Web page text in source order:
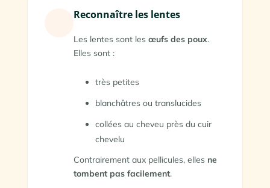
Reconnaître les lentes
Les lentes sont les œufs des poux.
Elles sont :
très petites
blanchâtres ou translucides
collées au cheveu près du cuir
chevelu
Contrairement aux pellicules, elles ne
tombent pas facilement.